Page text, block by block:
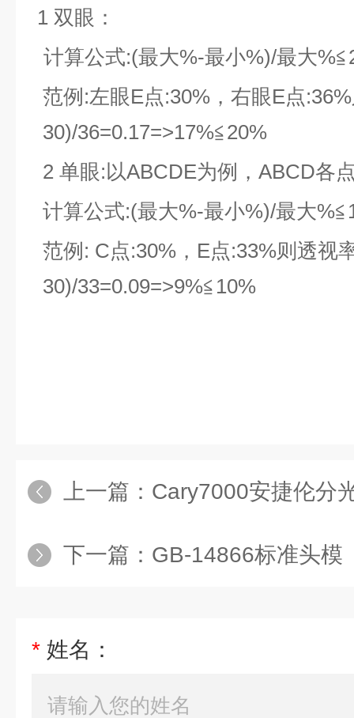
1 双眼：
计算公式:(最大%-最小%)/最大
范例 :左眼E点:30%，右眼E点
30)/36=0.17=>17%≦20%
2 单眼:以ABCDE为例，ABCD各
计算公式:(最大%-最小%)/最大
范例: C点:30%，E点:33%则透视
30)/33=0.09=>9%≦10%
上一篇： Cary7000安捷伦分
下一篇： GB-14866标准头模
* 姓名：